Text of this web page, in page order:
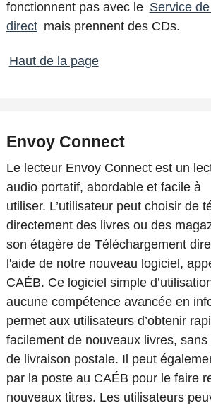
fonctionnent pas avec le Service
direct mais prennent des CDs.
Haut de la page
Envoy Connect
Le lecteur Envoy Connect est un
audio portatif, abordable et facile à
utiliser. L’utilisateur peut choisir de
directement des livres ou des
son étagère de Téléchargement
l'aide de notre nouveau logiciel,
CAÉB. Ce logiciel simple
aucune compétence avancée en
permet aux utilisateurs d’obtenir
facilement de nouveaux livres,
de livraison postale. Il peut
par la poste au CAÉB pour le faire
nouveaux titres. Les utilisateurs